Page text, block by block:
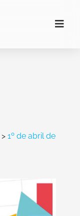
> 1º de abril de